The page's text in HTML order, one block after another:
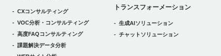
CXコンサルティング
VOC分析・コンサルティング
高度FAQコンサルティング
課題解決データ分析
トランスフォーメーション
生成AIソリューション
チャットソリューション